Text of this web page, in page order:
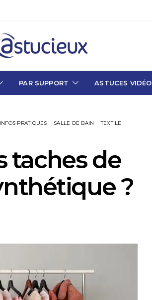
PAR SUPPORT ASTUCES VIDÉO
INFOS PRATIQUES SALLE DE BAIN
TEXTILE
taches de
?